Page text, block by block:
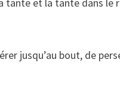
jusqu’au bout, de